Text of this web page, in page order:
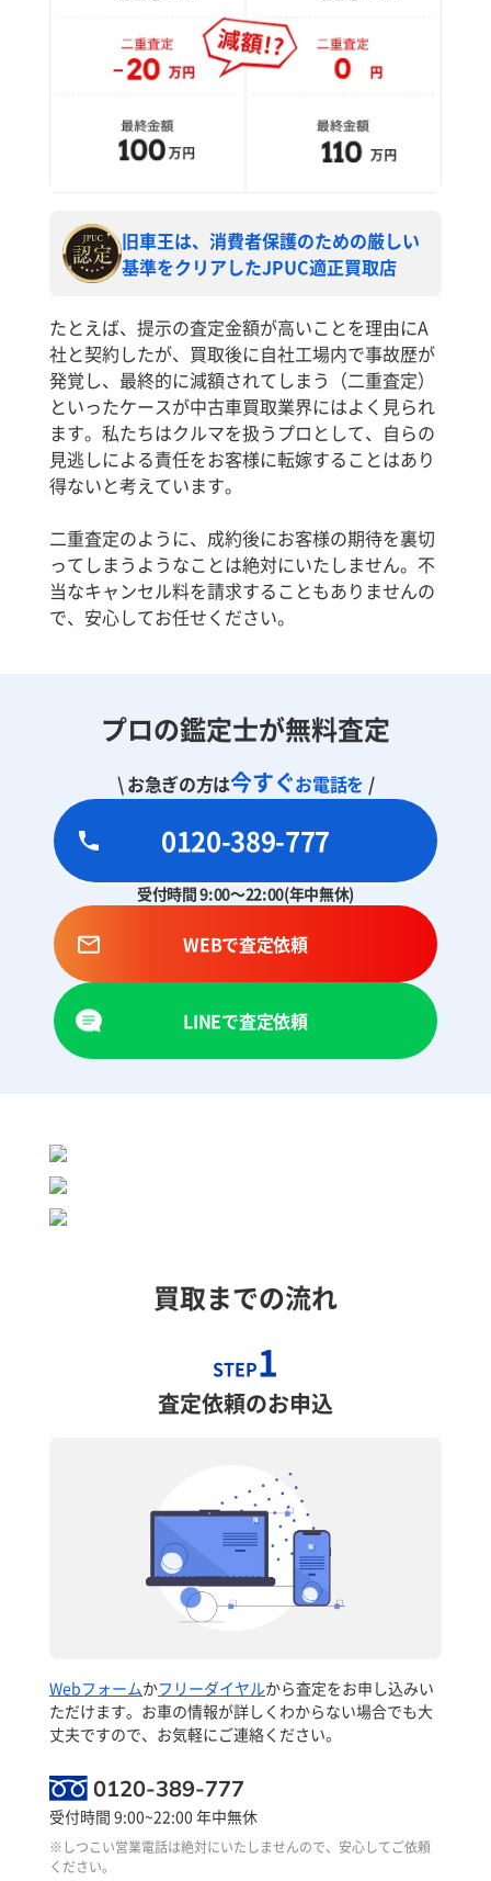
旧車王は、消費者保護のための厳しい
基準をクリアしたJPUC適正買取店
たとえば、提示の査定金額が高いことを理由にA
社と契約したが、買取後に自社工場内で事故歴が
発覚し、最終的に減額されてしまう（二重査定）
といったケースが中古車買取業界にはよく見られ
ます。私たちはクルマを扱うプロとして、自らの
見逃しによる責任をお客様に転嫁することはあり
得ないと考えています。
二重査定のように、成約後にお客様の期待を裏切
ってしまうようなことは絶対にいたしません。不
当なキャンセル料を請求することもありませんの
で、安心してお任せください。
プロの鑑定士が無料査定
\ お急ぎの方は今すぐお電話を /
0120-389-777
受付時間 9:00～22:00(年中無休)
WEBで査定依頼
LINEで査定依頼
買取までの流れ
STEP1
査定依頼のお申込
Webフォームかフリーダイヤルから査定をお申し込みい
ただけます。お車の情報が詳しくわからない場合でも大
丈夫ですので、お気軽にご連絡ください。
0120-389-777
受付時間 9:00~22:00 年中無休
※しつこい営業電話は絶対にいたしませんので、安心してご依頼
ください。